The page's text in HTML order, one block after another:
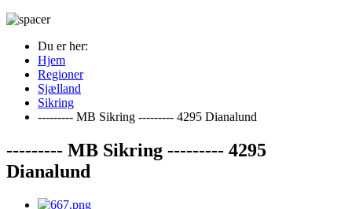
Du er her:
Hjem
Regioner
Sjælland
Sikring
--------- MB Sikring --------- 4295 Dianalund
--------- MB Sikring --------- 4295
Dianalund